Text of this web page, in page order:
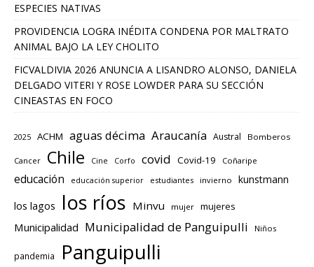
ESPECIES NATIVAS
PROVIDENCIA LOGRA INÉDITA CONDENA POR MALTRATO
ANIMAL BAJO LA LEY CHOLITO
FICVALDIVIA 2026 ANUNCIA A LISANDRO ALONSO, DANIELA
DELGADO VITERI Y ROSE LOWDER PARA SU SECCIÓN
CINEASTAS EN FOCO
2025 ACHM aguas décima Araucanía Austral Bomberos
Cancer Chile Cine Corfo covid Covid-19 Coñaripe
educación educación superior estudiantes invierno kunstmann
los lagos los ríos Minvu mujer mujeres
Municipalidad Municipalidad de Panguipulli Niños
pandemia Panguipulli